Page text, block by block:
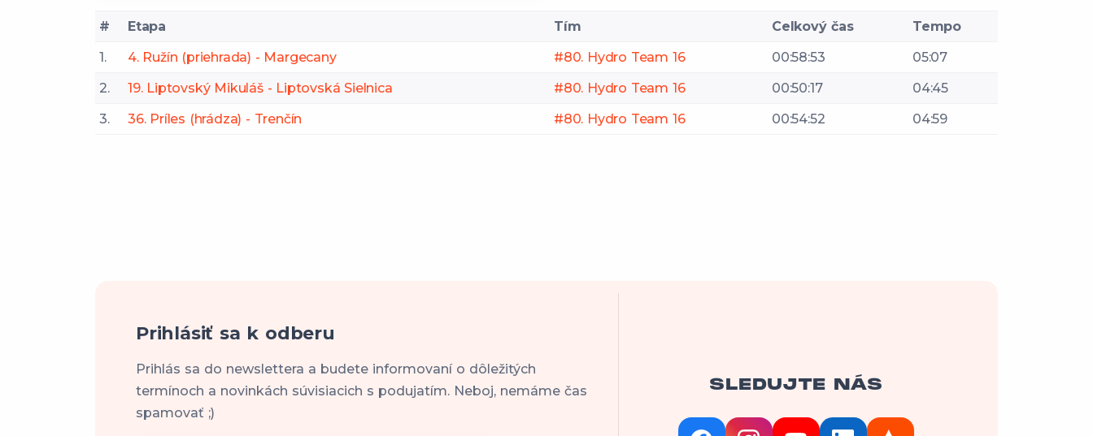
# Etapa Tím Celkový čas
Tempo
1.
4. Ružín (priehrada) - Margecany #80. Hydro Team 16 00:58:53
05:07
2.
19. Liptovský Mikuláš - Liptovská Sielnica #80. Hydro Team 16 00:50:17
04:45
3.
36. Príles (hrádza) - Trenčín #80. Hydro Team 16 00:54:52 04:59
Prihlásiť sa k odberu
Prihlás sa do newslettera a budete informovaní o dôležitých
termínoch a novinkách súvisiacich s podujatím. Neboj, nemáme čas
spamovať ;)
SLEDUJTE NÁS